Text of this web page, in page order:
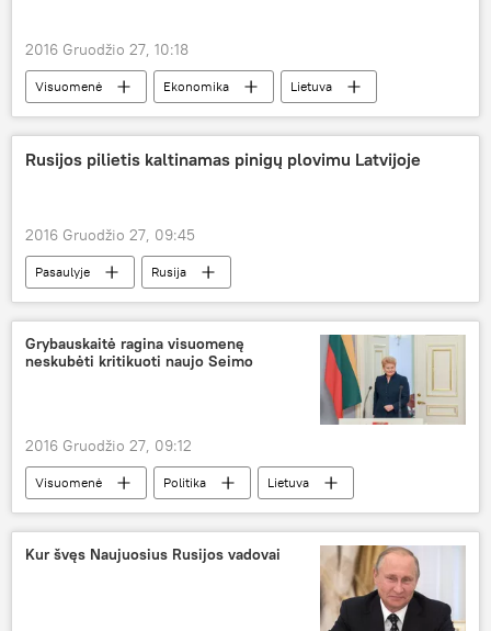
2016 Gruodžio 27, 10:18
Visuomenė Ekonomika
Lietuva
Aurelijus Veryga
specializuotos alkoholio parduotuvės
Rusijos pilietis kaltinamas pinigų plovimu Latvijoje
2016 Gruodžio 27, 09:45
Pasaulyje
Rusija
finansų nusikaltimai
valiuta
Grybauskaitė ragina visuomenę
neskubėti kritikuoti naujo Seimo
2016 Gruodžio 27, 09:12
Visuomenė Politika
Lietuva
Dalia Grybauskaitė
Seimas
valdančioji koalicija
Kur švęs Naujuosius Rusijos vadovai